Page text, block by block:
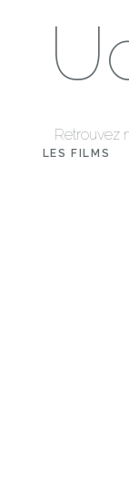
Retrouvez
LES FILMS